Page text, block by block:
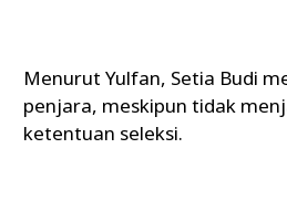
Menurut Yulfan, Setia Budi
penjara, meskipun tidak
ketentuan seleksi.